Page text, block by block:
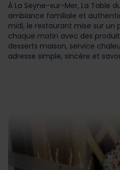
À La Seyne-sur-Mer, La Table
ambiance familiale et
midi, le restaurant mise sur un
chaque matin avec des
desserts maison, service
adresse simple, sincère et